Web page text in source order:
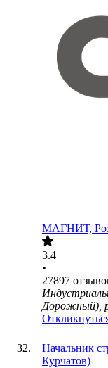
МАГНИТ,
3.4
•
27897
Дорожный),
Начальник
Курчатов)